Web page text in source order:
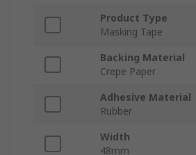
Product Type
Masking Tape
Backing Material
Crepe Paper
Adhesive Material
Rubber
Width
48mm